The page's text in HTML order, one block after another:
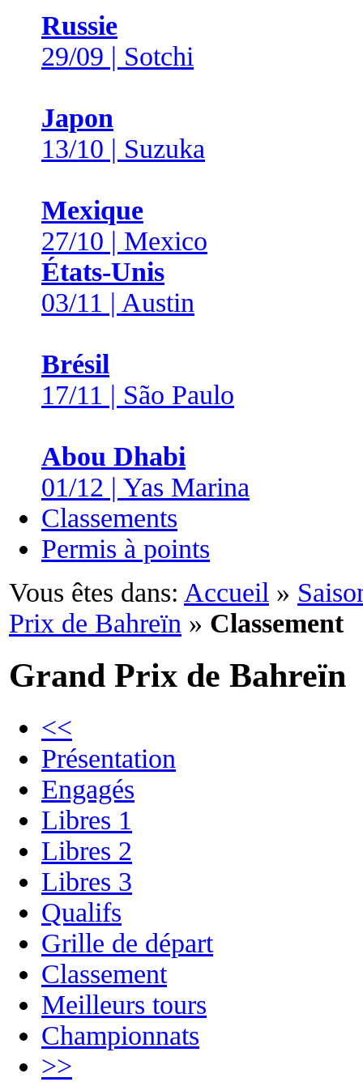
Russie
29/09 | Sotchi
Japon
13/10 | Suzuka
Mexique
27/10 | Mexico
États-Unis
03/11 | Austin
Brésil
17/11 | São Paulo
Abou Dhabi
01/12 | Yas Marina
Classements
Permis à points
Vous êtes dans: Accueil »
Prix de Bahreïn » Classement
Grand Prix de Bahreïn
<<
Présentation
Engagés
Libres 1
Libres 2
Libres 3
Qualifs
Grille de départ
Classement
Meilleurs tours
Championnats
>>